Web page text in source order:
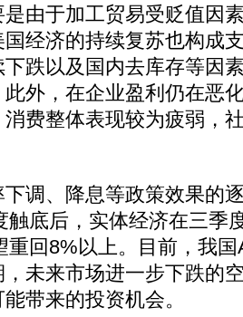
由于加工贸易受贬值因
经济的持续复苏也构成
跌以及国内去库存等因
外，在企业盈利仍在恶
费整体表现较为疲弱，
、降息等政策效果的
触底后，实体经济在三季
重回8%以上。目前，我
未来市场进一步下跌的
带来的投资机会。